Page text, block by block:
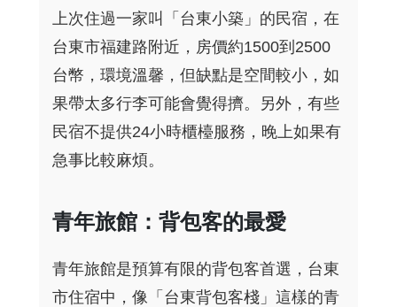
上次住過一家叫「台東小築」的民宿，在
台東市福建路附近，房價約1500到2500
台幣，環境溫馨，但缺點是空間較小，如
果帶太多行李可能會覺得擠。另外，有些
民宿不提供24小時櫃檯服務，晚上如果有
急事比較麻煩。
青年旅館：背包客的最愛
青年旅館是預算有限的背包客首選，台東
市住宿中，像「台東背包客棧」這樣的青